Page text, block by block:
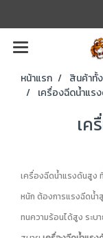
หน้าแรก สินค้าทั้
เครื่องฉีดน้ำแร
เค
เครื่องฉีดน้ำแรงดันสูง
หนัก ต้องการแรงฉีดนํ้า
ทนความร้อนได้สูง ระบ